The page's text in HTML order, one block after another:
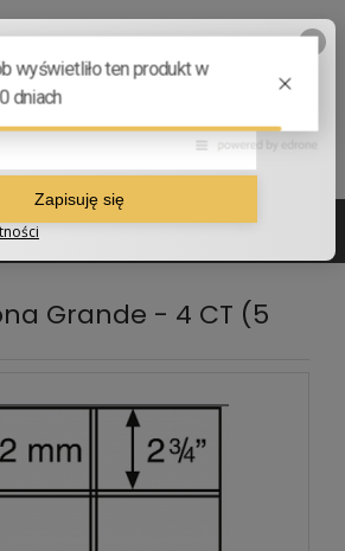
sklep@numizmatyczny.com
Grande - 4 CT (5